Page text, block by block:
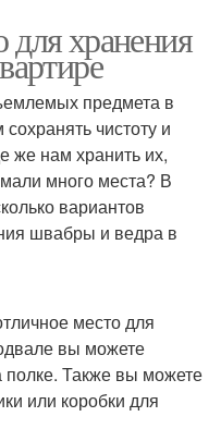
хранения
предмета в
чистоту и
же нам хранить их,
много места? В
вариантов
швабры и ведра в
место для
вы можете
полке. Также вы можете
или коробки для